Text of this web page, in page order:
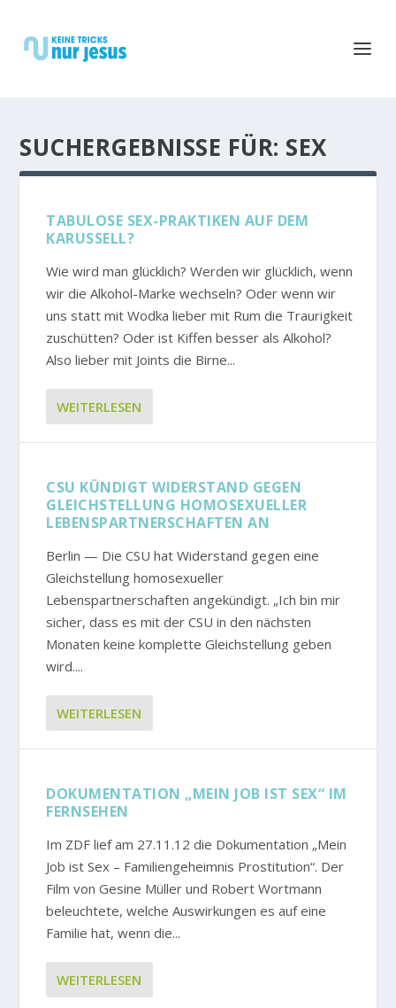
SUCHERGEBNISSE FÜR: SEX
TABULOSE SEX-PRAKTIKEN AUF DEM
KARUSSELL?
Wie wird man glücklich? Werden wir glücklich, wenn
wir die Alkohol-Marke wechseln? Oder wenn wir
uns statt mit Wodka lieber mit Rum die Traurigkeit
zuschütten? Oder ist Kiffen besser als Alkohol?
Also lieber mit Joints die Birne...
WEITERLESEN
CSU KÜNDIGT WIDERSTAND GEGEN
GLEICHSTELLUNG HOMOSEXUELLER
LEBENSPARTNERSCHAFTEN AN
Berlin — Die CSU hat Widerstand gegen eine
Gleichstellung homosexueller
Lebenspartnerschaften angekündigt. „Ich bin mir
sicher, dass es mit der CSU in den nächsten
Monaten keine komplette Gleichstellung geben
wird....
WEITERLESEN
DOKUMENTATION „MEIN JOB IST SEX“ IM
FERNSEHEN
Im ZDF lief am 27.11.12 die Dokumentation „Mein
Job ist Sex – Familiengeheimnis Prostitution“. Der
Film von Gesine Müller und Robert Wortmann
beleuchtete, welche Auswirkungen es auf eine
Familie hat, wenn die...
WEITERLESEN